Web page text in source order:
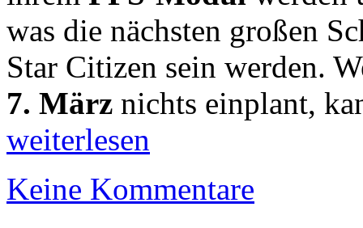
was die nächsten großen
Star Citizen sein werden.
7. März nichts einplant,
weiterlesen
Keine Kommentare